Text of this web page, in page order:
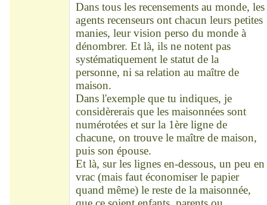
Dans tous les recensements au monde, les
agents recenseurs ont chacun leurs petites
manies, leur vision perso du monde à
dénombrer. Et là, ils ne notent pas
systématiquement le statut de la
personne, ni sa relation au maître de
maison.
Dans l'exemple que tu indiques, je
considèrerais que les maisonnées sont
numérotées et sur la 1ère ligne de
chacune, on trouve le maître de maison,
puis son épouse.
Et là, sur les lignes en-dessous, un peu en
vrac (mais faut économiser le papier
quand même) le reste de la maisonnée,